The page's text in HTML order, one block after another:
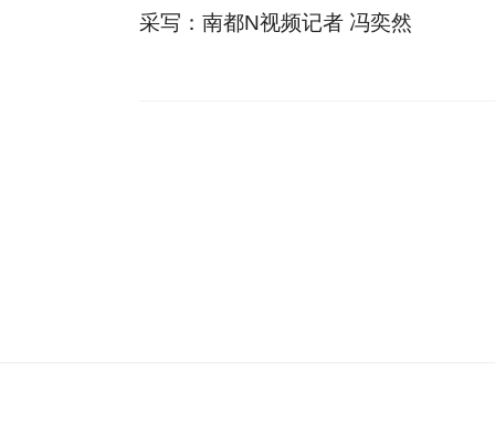
采写：南都N视频记者 冯奕然